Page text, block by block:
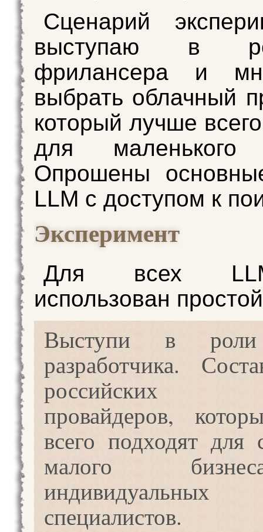
Сценарий
выступаю в
фрилансера и
выбрать облачный
который лучше
для маленького
Опрошены
LLM с доступом к
Эксперимент
Для всех
использован
Выступи в
разработчика.
российских
провайдеров,
всего подходят для
малого
специалистов.